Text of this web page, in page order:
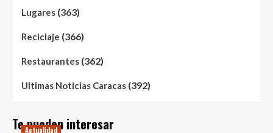
Lugares (363)
Reciclaje (366)
Restaurantes (362)
Ultimas Noticias Caracas (392)
Te pueden interesar
Actualidad